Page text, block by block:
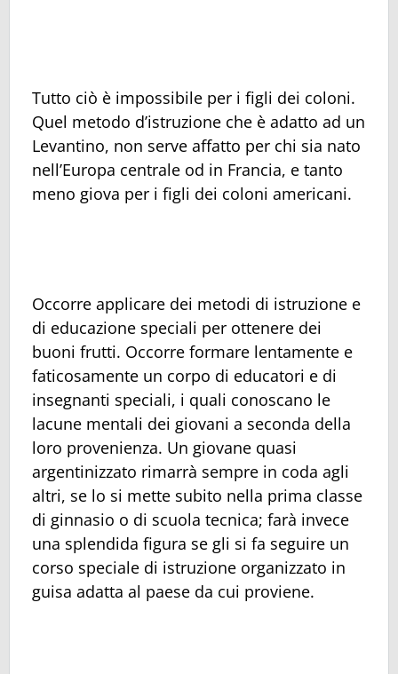
Tutto ciò è impossibile per i figli dei coloni.
Quel metodo d’istruzione che è adatto ad un
Levantino, non serve affatto per chi sia nato
nell’Europa centrale od in Francia, e tanto
meno giova per i figli dei coloni americani.
Occorre applicare dei metodi di istruzione e
di educazione speciali per ottenere dei
buoni frutti. Occorre formare lentamente e
faticosamente un corpo di educatori e di
insegnanti speciali, i quali conoscano le
lacune mentali dei giovani a seconda della
loro provenienza. Un giovane quasi
argentinizzato rimarrà sempre in coda agli
altri, se lo si mette subito nella prima classe
di ginnasio o di scuola tecnica; farà invece
una splendida figura se gli si fa seguire un
corso speciale di istruzione organizzato in
guisa adatta al paese da cui proviene.